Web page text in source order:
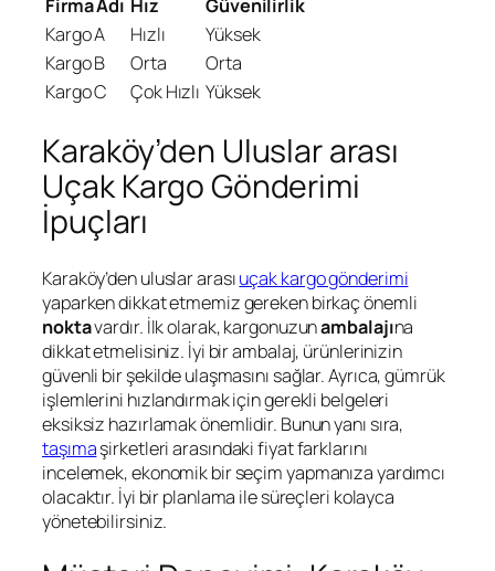
Firma Adı Hız
Güvenilirlik
Kargo A
Hızlı
Yüksek
Kargo B
Orta
Orta
Kargo C
Çok Hızlı Yüksek
Karaköy’den Uluslar arası
Uçak Kargo Gönderimi
İpuçları
Karaköy’den uluslar arasıuçak kargo gönderimi
yaparken dikkat etmemiz gereken birkaç önemli
noktavardır. İlk olarak, kargonuzunambalajına
dikkat etmelisiniz. İyi bir ambalaj, ürünlerinizin
güvenli bir şekilde ulaşmasını sağlar. Ayrıca, gümrük
işlemlerini hızlandırmak için gerekli belgeleri
eksiksiz hazırlamak önemlidir. Bunun yanı sıra,
taşımaşirketleri arasındaki fiyat farklarını
incelemek, ekonomik bir seçim yapmanıza yardımcı
olacaktır. İyi bir planlama ile süreçleri kolayca
yönetebilirsiniz.